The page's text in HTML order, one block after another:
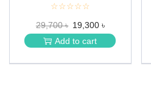
☆☆☆☆☆
★
★
★
★
29,700 ৳ 19,300 ৳
Add to cart